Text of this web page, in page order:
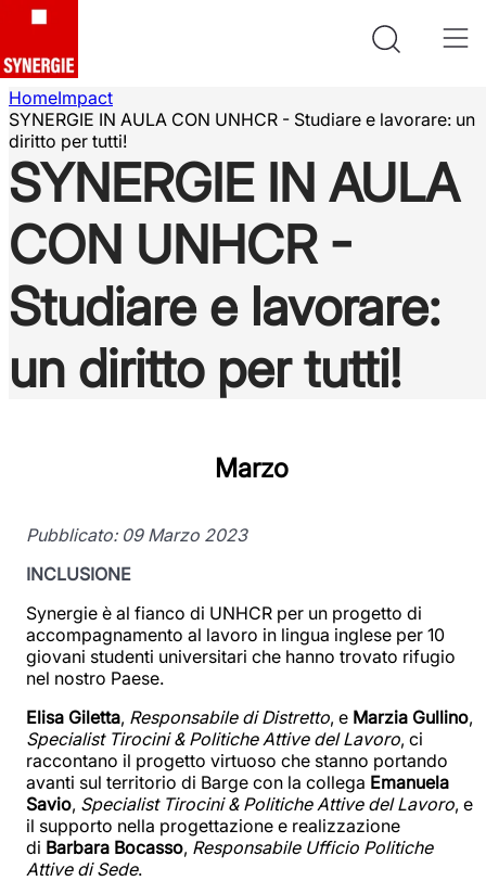
HomeImpact
SYNERGIE IN AULA CON UNHCR - Studiare e lavorare: un
diritto per tutti!
SYNERGIE IN AULA
CON UNHCR -
Studiare e lavorare:
un diritto per tutti!
Marzo
Pubblicato: 09 Marzo 2023
INCLUSIONE
Synergie è al fianco di UNHCR per un progetto di
accompagnamento al lavoro in lingua inglese per 10
giovani studenti universitari che hanno trovato rifugio
nel nostro Paese.
Elisa Giletta, Responsabile di Distretto, e Marzia Gullino,
Specialist Tirocini & Politiche Attive del Lavoro, ci
raccontano il progetto virtuoso che stanno portando
avanti sul territorio di Barge con la collega Emanuela
Savio, Specialist Tirocini & Politiche Attive del Lavoro, e
il supporto nella progettazione e realizzazione
di Barbara Bocasso, Responsabile Ufficio Politiche
Attive di Sede.